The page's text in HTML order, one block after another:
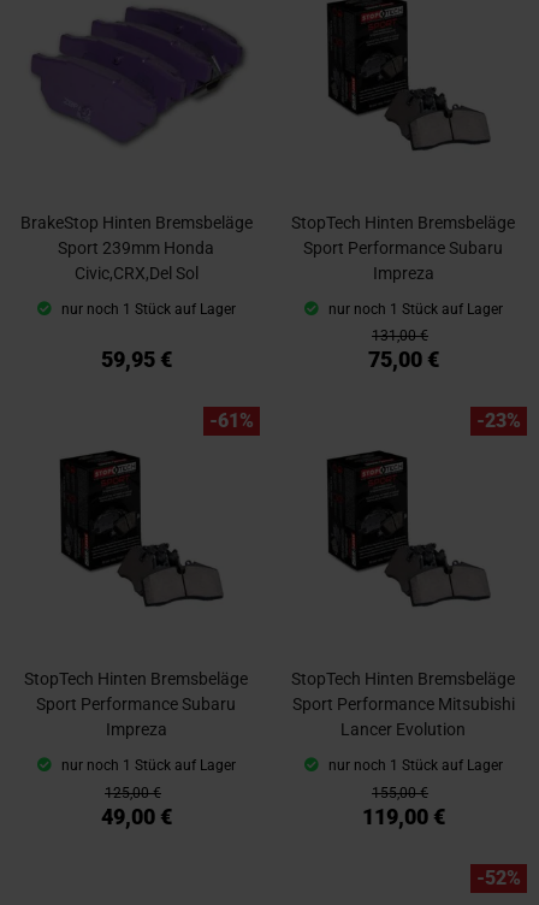
BrakeStop Hinten Bremsbeläge
Sport 239mm Honda
Civic,CRX,Del Sol
nur noch 1 Stück auf Lager
59,95 €
StopTech Hinten Bremsbeläge
Sport Performance Subaru
Impreza
nur noch 1 Stück auf Lager
131,00 €
75,00 €
-61%
StopTech Hinten Bremsbeläge
Sport Performance Subaru
Impreza
nur noch 1 Stück auf Lager
125,00 €
49,00 €
-23%
StopTech Hinten Bremsbeläge
Sport Performance Mitsubishi
Lancer Evolution
nur noch 1 Stück auf Lager
155,00 €
119,00 €
-52%